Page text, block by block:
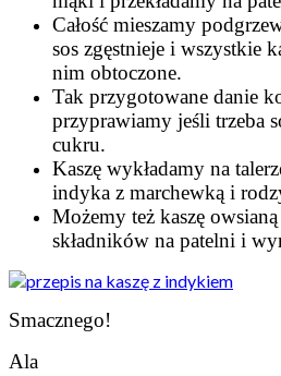
Całość mieszamy
sos zgęstnieje i wszystkie
nim obtoczone.
Tak przygotowane danie
przyprawiamy jeśli trzeba
cukru.
Kaszę wykładamy na
indyka z marchewką i
Możemy też kaszę
składników na patelni i
Smacznego!
Ala